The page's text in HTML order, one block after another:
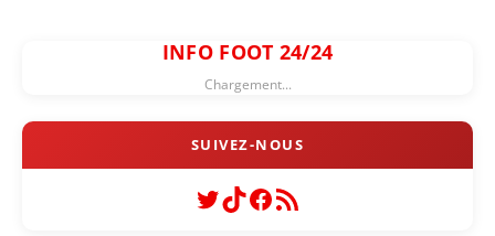
INFO FOOT 24/24
Chargement...
Twitter
TikTok
Facebook
Flux RSS